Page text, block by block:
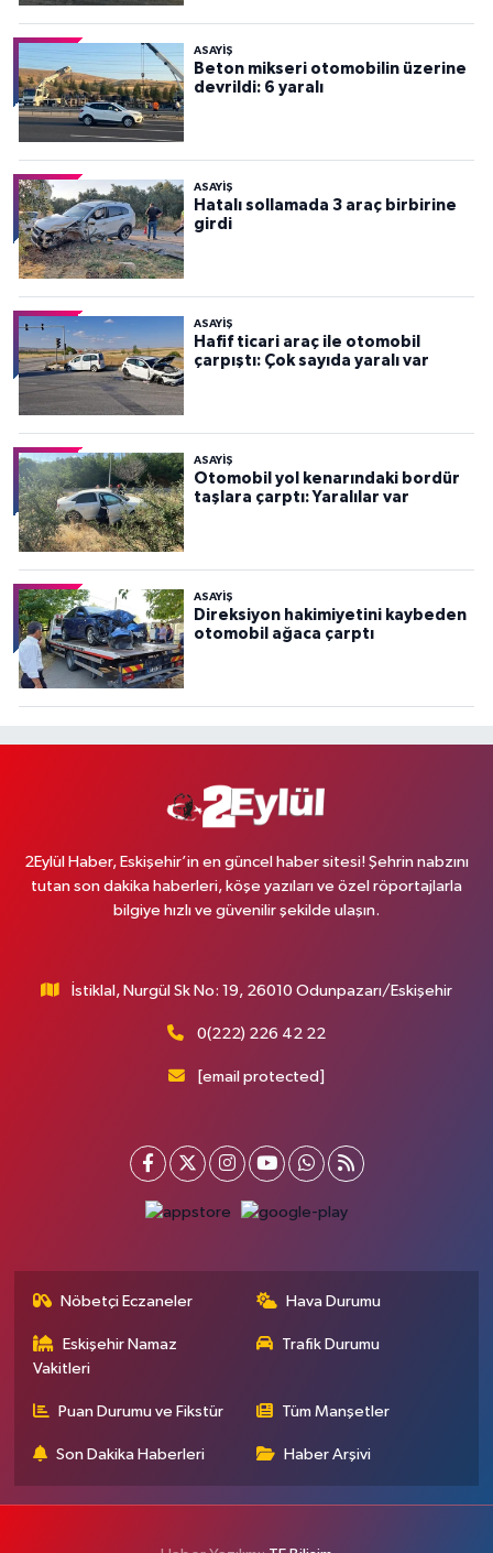
ASAYİŞ
Beton mikseri otomobilin üzerine
devrildi: 6 yaralı
ASAYİŞ
Hatalı sollamada 3 araç birbirine
girdi
ASAYİŞ
Hafif ticari araç ile otomobil
çarpıştı: Çok sayıda yaralı var
ASAYİŞ
Otomobil yol kenarındaki bordür
taşlara çarptı: Yaralılar var
ASAYİŞ
Direksiyon hakimiyetini kaybeden
otomobil ağaca çarptı
2Eylül Haber, Eskişehir’in en güncel haber sitesi! Şehrin nabzını
tutan son dakika haberleri, köşe yazıları ve özel röportajlarla
bilgiye hızlı ve güvenilir şekilde ulaşın.
İstiklal, Nurgül Sk No: 19, 26010 Odunpazarı/Eskişehir
0(222) 226 42 22
[email protected]
Nöbetçi Eczaneler Hava Durumu
Eskişehir Namaz
Vakitleri
Trafik Durumu
Puan Durumu ve Fikstür Tüm Manşetler
Son Dakika Haberleri Haber Arşivi